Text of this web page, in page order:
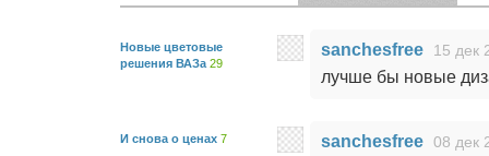
Новые цветовые
решения ВАЗа 29
sanchesfree 15 дек
лучше бы новые
И снова о ценах 7 sanchesfree 08 дек